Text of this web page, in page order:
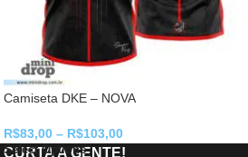
Camiseta DKE – NOVA
R$83,00 – R$103,00
Select Options
CURTA A GENTE!